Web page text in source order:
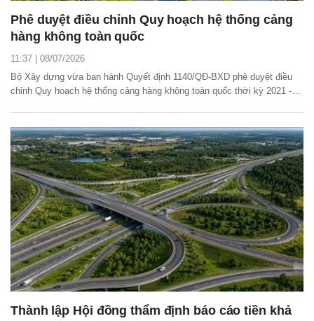
Phê duyệt điều chỉnh Quy hoạch hệ thống cảng
hàng không toàn quốc
11:37 | 08/07/2026
Bộ Xây dựng vừa ban hành Quyết định 1140/QĐ-BXD phê duyệt điều
chỉnh Quy hoạch hệ thống cảng hàng không toàn quốc thời kỳ 2021 -
Thành lập Hội đồng thẩm định báo cáo tiền khả